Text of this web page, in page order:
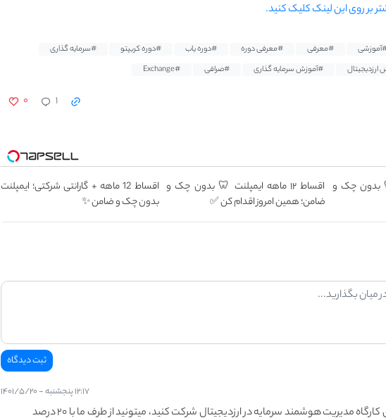
بر روی این لینک کلیک کنید.
#معرفی #معرفی دوره #دوره یاب #دوره کریپتو
#سرمایه گذاری
ارزدیجیتال #آموزش سرمایه گذاری #صرافی #Exchange
۰ ۱
🦷 بدون چک و
اقساط ۱۲ ماهه ایمپلنت 🦷 بدون چک و
ضامن؛ همین امروز اقدام کن ✅
اقساط 12 ماهه + گارانتی شرکتی؛ ایمپلنت
بدون چک و ضامن ✨
۱۲:۱۷ پنجشنبه - ۱۴۰۱/۵/۲۰
اگه دوست دارید توی کارگاه مدیریت هوشمند سرمایه در ارزدیجیتال شرکت کنید، میتونید از طرف ما با ۲۰ درصد